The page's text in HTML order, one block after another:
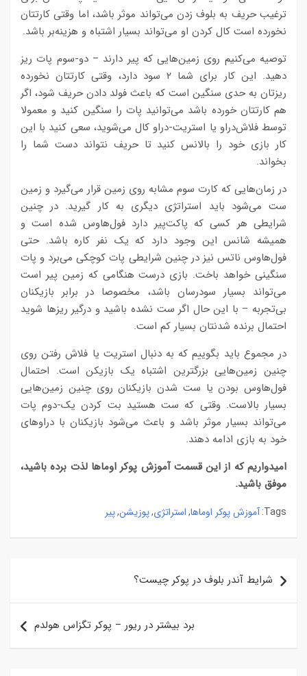
ترغیب حریف به بلوف زدن می‌تواند موثر باشد، اما وقتی کارتتان
نخورده است کال کردن او می‌تواند بسیار اشتباه و هزینه‌بر باشد.
توصیه می‌کنیم روی زمین‌هایی که پیر دارند – دو-سوم پات ریز
دهید. این کار برای شما ۲ سود دارد، وقتی کارتتان نخورده
ریزتان به حدی سنگین است که باعث فولد دادن حریف شود، اگر
هم کارتتان خورده باشد می‌توانید پات را سنگین کنید و معمولا
توسط فلاش‌دراو یا استریت-دراو کال می‌شوید، سعی کنید با این
کار بازی خود را بالانس کنید تا حریف نتواند دست شما را
بخواند.
در زمان‌هایی که کارت سوم مشابه روی زمین قرار می‌گیرد و زمین
ست می‌شود باید استراتژی دیگری به کار گیرید. در چنین
شرایطی هر کسی که پاکت‌پیر دارد فول‌هاوس شده است و
همیشه شانس این وجود دارد که یک نفر کاره باشد. حتی
فول‌هاوس ناتس نیز در چنین شرایطی پات کوچکی می‌برد و پات
سنگینی خواهد باخت. بازی درست هنگامی که زمین پیر است
می‌تواند بسیار سودرسان باشد، مخصوصا در برابر بازیکنان
بی‌تجربه – با این حال اگر ست نشده باشید و درگیر ریزها شوید
احتمال برنده شدنتان بسیار کم است.
در مجموع باید بگوییم که به دنبال استریت یا فلاش رفتن روی
چنین زمین‌هایی بزرگترین اشتباه یک بازیکن است. احتمال
فول‌هاوس بودن یا ست شدن بازیکنان روی چنین زمین‌هایی
بسیار بالاست. وقتی که ست هستید بت کردن یک-دوم پات
می‌تواند بسیار موثر باشد و باعث می‌شود بازیکنان با دراوهای
خود به بازی ادامه دهند.
امیدواریم که از این قسمت آموزش پوکر اوماها لذت برده باشید،
موفق باشید.
Tags: آموزش پوکر اوماها, استراتژی,پوزیشن,پیر
نوشتهشرایط آندر بلوف در پوکر چیست؟
برد بیشتر در ریور – پوکر تگزاس هولدم